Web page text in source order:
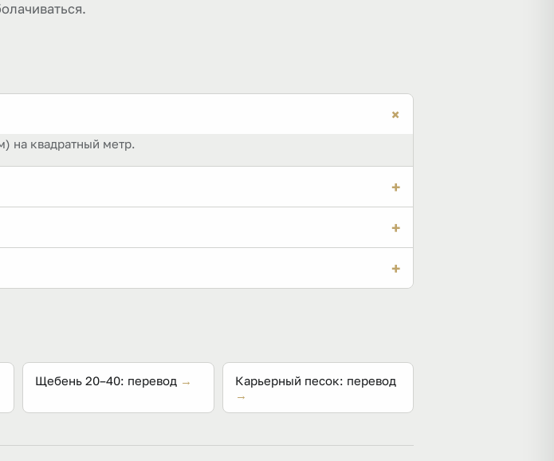
+
на квадратный метр.
+
+
+
Щебень 20–40: перевод →
Карьерный песок: перевод
→